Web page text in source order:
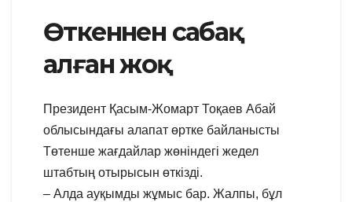
Өткеннен сабақ
алған жоқ
Президент Қасым-Жомарт Тоқаев Абай
облысындағы алапат өртке байланысты
Төтенше жағдайлар жөніндегі жедел
штабтың отырысын өткізді.
– Алда ауқымды жұмыс бар. Жалпы, бұл